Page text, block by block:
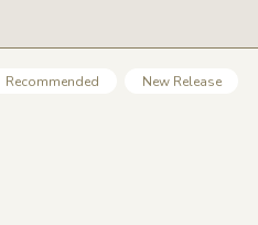
Recommended New Release